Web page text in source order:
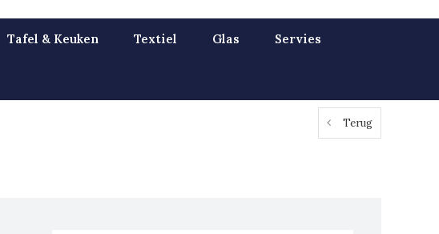
Tafel & Keuken Textiel Glas Servies
Terug